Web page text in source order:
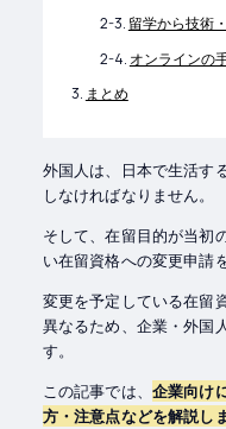
留学から技術
オンラインの
まとめ
外国人は、日本で生活す
しなければなりません。
そして、在留目的が当初
い在留資格への変更申請
変更を予定している在留
異なるため、企業・外国
す。
この記事では、 企業向け
方・注意点などを解説し